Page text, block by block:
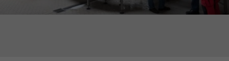
generierte ID, für die historische
Speicherung Ihrer vorgenommen